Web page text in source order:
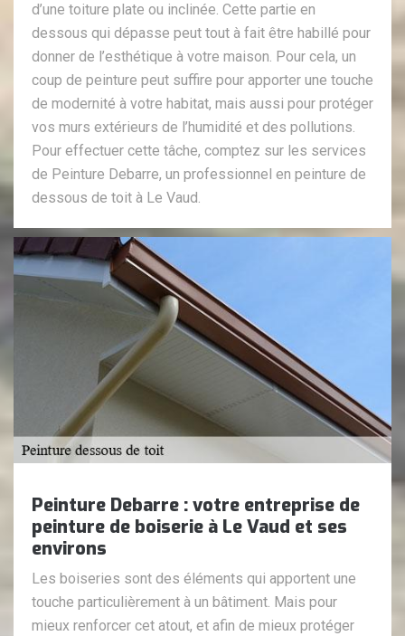
d’une toiture plate ou inclinée. Cette partie en
dessous qui dépasse peut tout à fait être habillé pour
donner de l’esthétique à votre maison. Pour cela, un
coup de peinture peut suffire pour apporter une touche
de modernité à votre habitat, mais aussi pour protéger
vos murs extérieurs de l’humidité et des pollutions.
Pour effectuer cette tâche, comptez sur les services
de Peinture Debarre, un professionnel en peinture de
dessous de toit à Le Vaud.
Peinture Debarre : votre entreprise de
peinture de boiserie à Le Vaud et ses
environs
Les boiseries sont des éléments qui apportent une
touche particulièrement à un bâtiment. Mais pour
mieux renforcer cet atout, et afin de mieux protéger